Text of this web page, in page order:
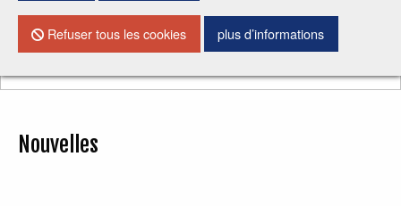
Refuser tous les cookies plus d’informations
Chercher
Nouvelles